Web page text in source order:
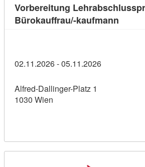
Vorbereitung
Bürokauffrau/-kaufmann
02.11.2026 - 05.11.2026
Alfred-Dallinger-Platz 1
1030 Wien